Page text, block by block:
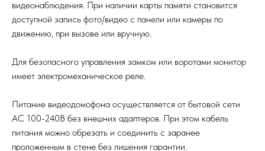
видеонаблюдения. При наличии карты памяти становится
доступной запись фото/видео с панели или камеры по
движению, при вызове или вручную.
Для безопасного управления замком или воротами монитор
имеет электромеханическое реле.
Питание видеодомофона осуществляется от бытовой сети
AC 100-240В без внешних адаптеров. При этом кабель
питания можно обрезать и соединить с заранее
проложенным в стене без лишения гарантии.